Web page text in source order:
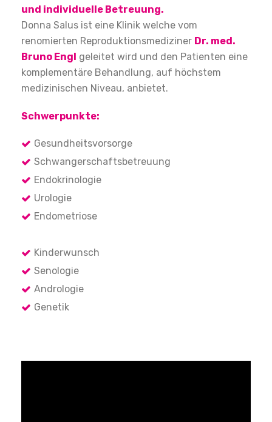
und individuelle Betreuung.
Donna Salus ist eine Klinik welche vom
renomierten Reproduktionsmediziner Dr. med.
Bruno Engl geleitet wird und den Patienten eine
komplementäre Behandlung, auf höchstem
medizinischen Niveau, anbietet.
Schwerpunkte:
Gesundheitsvorsorge
Schwangerschaftsbetreuung
Endokrinologie
Urologie
Endometriose
Kinderwunsch
Senologie
Andrologie
Genetik